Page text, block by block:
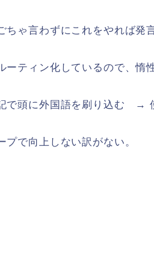
ちゃ言わずにこれをやれば発
ーティン化しているので、惰
で頭に外国語を刷り込む
プで向上しない訳がない。